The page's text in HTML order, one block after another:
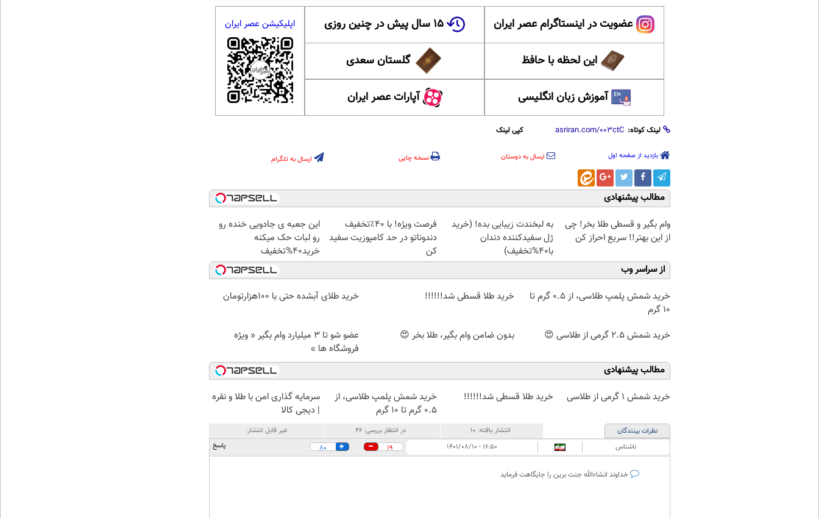
عضویت در اینستاگرام عصر ایران ۱۵ سال پیش در چنین روزی
این لحظه با حافظ گلستان سعدی
آموزش زبان انگلیسی آپارات عصر ایران
اپلیکیشن عصر ایران
لینک کوتاه: کپی لینک
بازدید از صفحه اول ارسال به دوستان نسخه چاپی ارسال به تلگرام
مطالب پیشنهادی
وام بگیر و قسطی طلا بخر! چی
از این بهتر!! سریع احراز کن
به لبخندت زیبایی بده! (خرید
ژل سفیدکننده دندان
با40%تخفیف)
فرصت ویژه! با 40٪تخفیف
دندوناتو در حد کامپوزیت سفید
کن
این جعبه ی جادویی خنده رو
رو لبات حک میکنه
خرید40%تخفیف
از سراسر وب
خرید شمش پلمپ طلاسی، از ۰.۵ گرم تا
۱۰ گرم
خرید طلا قسطی شد!!!!!! خرید طلای آبشده حتی با ۱۰۰هزارتومان
خرید شمش 2.5 گرمی از طلاسی 😍 بدون ضامن وام بگیر، طلا بخر 😍
عضو شو تا 3 میلیارد وام بگیر « ویژه
فروشگاه ها »
مطالب پیشنهادی
خرید شمش 1 گرمی از طلاسی
خرید طلا قسطی شد!!!!!!
خرید شمش پلمپ طلاسی، از
۰.۵ گرم تا ۱۰ گرم
سرمایه گذاری امن با طلا و نقره
| دیجی کالا
نظرات بینندگان انتشار یافته: ۱۰ در انتظار بررسی: ۴۶
غیر قابل انتشار:
ناشناس
۱۶:۵۰ - ۱۴۰۱/۰۸/۱۰ 19
80 پاسخ
خداوند انشاءالله جنت برین را جایگاهت فرماید